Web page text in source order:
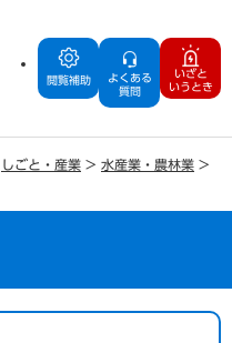
閲覧補助
よくある
質問
いざと
いうとき
しごと・産業 > 水産業・農林業 >